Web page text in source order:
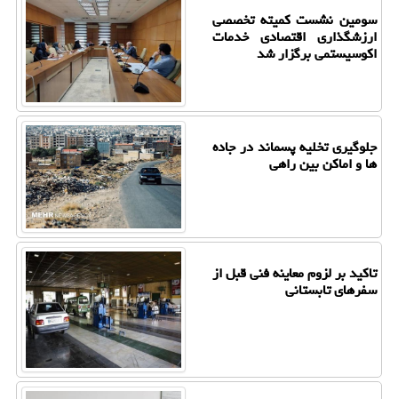
سومین نشست کمیته تخصصی
ارزشگذاری اقتصادی خدمات
اکوسیستمی برگزار شد
جلوگیری تخلیه پسماند در جاده
ها و اماکن بین راهی
تاکید بر لزوم معاینه فنی قبل از
سفرهای تابستانی